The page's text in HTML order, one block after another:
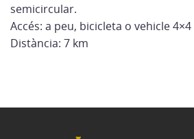
semicircular.
Accés: a peu, bicicleta o vehicle 4×4
Distància: 7 km